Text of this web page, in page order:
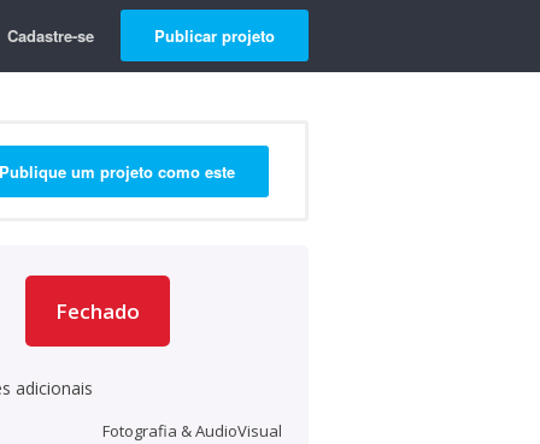
Cadastre-se Publicar projeto
Publique um projeto como este
Fechado
adicionais
Fotografia & AudioVisual